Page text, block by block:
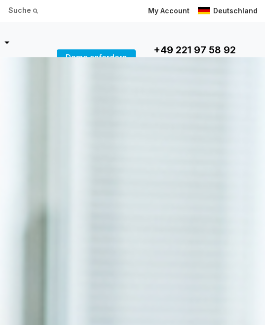
Suche My Account Deutschland
Demo anfordern
+49 221 97 58 92